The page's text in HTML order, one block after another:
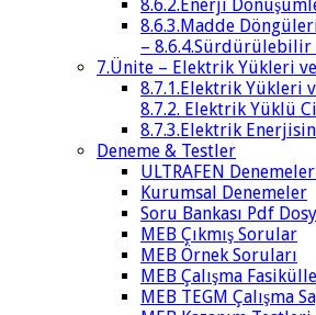
8.6.2.Enerji
8.6.3.Madde
– 8.6.4.Sürdürülebilir
7.Ünite – Elektrik Yükleri
8.7.1.Elektrik Yükleri
8.7.2. Elektrik Yüklü
8.7.3.Elektrik
Deneme & Testler
ULTRAFEN
Kurumsal Denemeler
Soru Bankası Pdf
MEB Çıkmış Sorular
MEB Örnek Soruları
MEB Çalışma
MEB TEGM Çalışma